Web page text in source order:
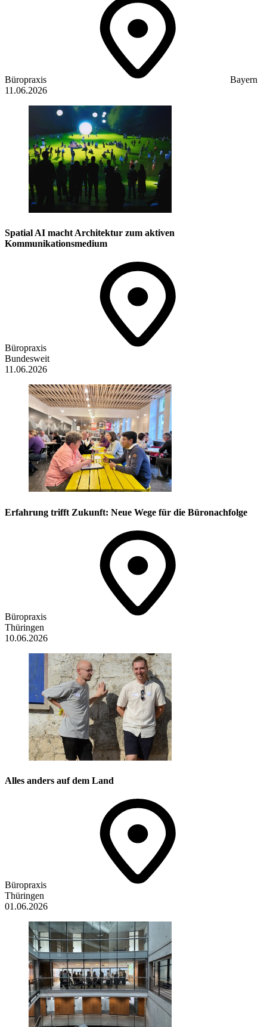
Büropraxis
Bayern
11.06.2026
Spatial AI macht Architektur zum aktiven
Kommunikationsmedium
Büropraxis
Bundesweit
11.06.2026
Erfahrung trifft Zukunft: Neue Wege für die Büronachfolge
Büropraxis
Thüringen
10.06.2026
Alles anders auf dem Land
Büropraxis
Thüringen
01.06.2026